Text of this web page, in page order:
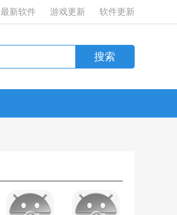
最新软件 游戏更新 软件更新